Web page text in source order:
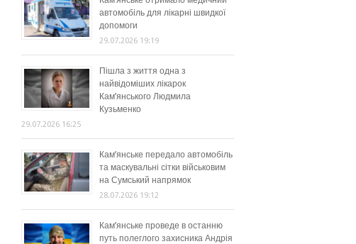
автомобіль для лікарні швидкої
допомоги
29.07.2026 19:19
Пішла з життя одна з
найвідоміших лікарок
Кам’янського Людмила
Кузьменко
29.07.2026 16:25
Кам’янське передало автомобіль
та маскувальні сітки військовим
на Сумський напрямок
28.07.2026 19:12
Кам’янське проведе в останню
путь полеглого захисника Андрія